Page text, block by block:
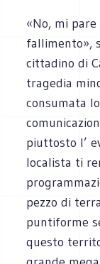
«No, mi
fallimento»,
cittadino di
tragedia
consumata
piuttosto l’
localista ti
pezzo di
puntiforme
questo